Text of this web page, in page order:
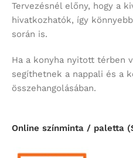
Tervezésnél előny, hogy a
hivatkozhatók, így
során is.
Ha a konyha nyitott térben
segíthetnek a nappali és a
összehangolásában.
Online színminta / paletta